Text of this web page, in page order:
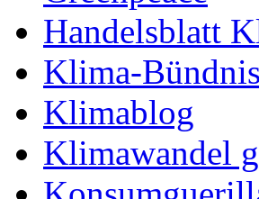
Handelsblatt
Klima-Bündnis
Klimablog
Klimawandel